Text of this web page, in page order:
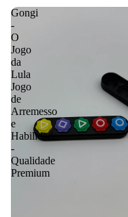
Gongi
-
O
Jogo
da
Lula
Jogo
de
Arremesso
e
Habilidade
-
Qualidade
Premium